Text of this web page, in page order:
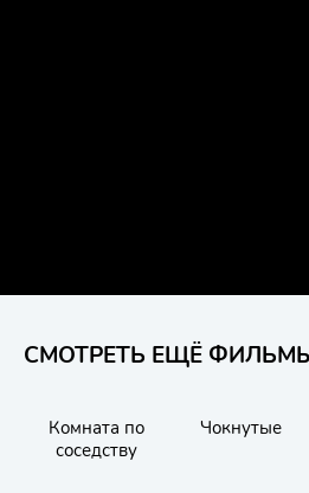
СМОТРЕТЬ ЕЩЁ
Комната по
соседству
Чокнутые